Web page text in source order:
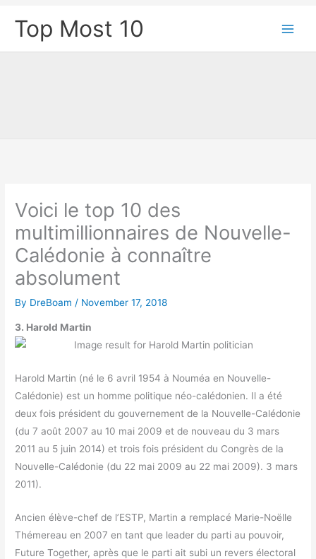
Top Most 10
Voici le top 10 des
multimillionnaires de Nouvelle-
Calédonie à connaître
absolument
By DreBoam / November 17, 2018
3. Harold Martin
Harold Martin (né le 6 avril 1954 à Nouméa en Nouvelle-
Calédonie) est un homme politique néo-calédonien. Il a été
deux fois président du gouvernement de la Nouvelle-Calédonie
(du 7 août 2007 au 10 mai 2009 et de nouveau du 3 mars
2011 au 5 juin 2014) et trois fois président du Congrès de la
Nouvelle-Calédonie (du 22 mai 2009 au 22 mai 2009). 3 mars
2011).
Ancien élève-chef de l’ESTP, Martin a remplacé Marie-Noëlle
Thémereau en 2007 en tant que leader du parti au pouvoir,
Future Together, après que le parti ait subi un revers électoral